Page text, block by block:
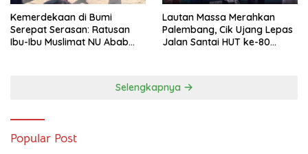
Kemerdekaan di Bumi
Serepat Serasan: Ratusan
Ibu-Ibu Muslimat NU Abab
Lautan Massa Merahkan
Palembang, Cik Ujang Lepas
Jalan Santai HUT ke-80
Selengkapnya
Popular Post